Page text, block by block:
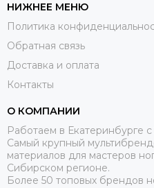
НИЖНЕЕ МЕНЮ
Политика
Обратная связь
Доставка и оплата
Контакты
О КОМПАНИИ
Работаем в Екатеринбурге
Самый крупный
материалов для мастеров
Сибирском регионе.
Более 50 топовых брендов